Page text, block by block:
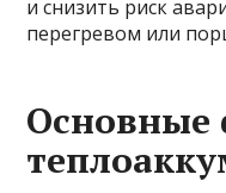
и снизить риск
перегревом или
Основные